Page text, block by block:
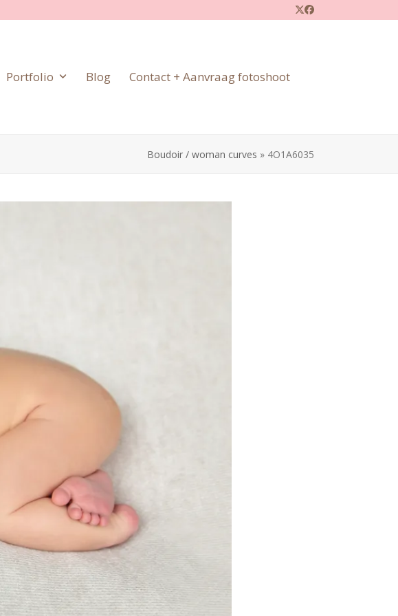
Twitter
Facebook
Portfolio Blog Contact + Aanvraag fotoshoot
Boudoir / woman curves » 4O1A6035